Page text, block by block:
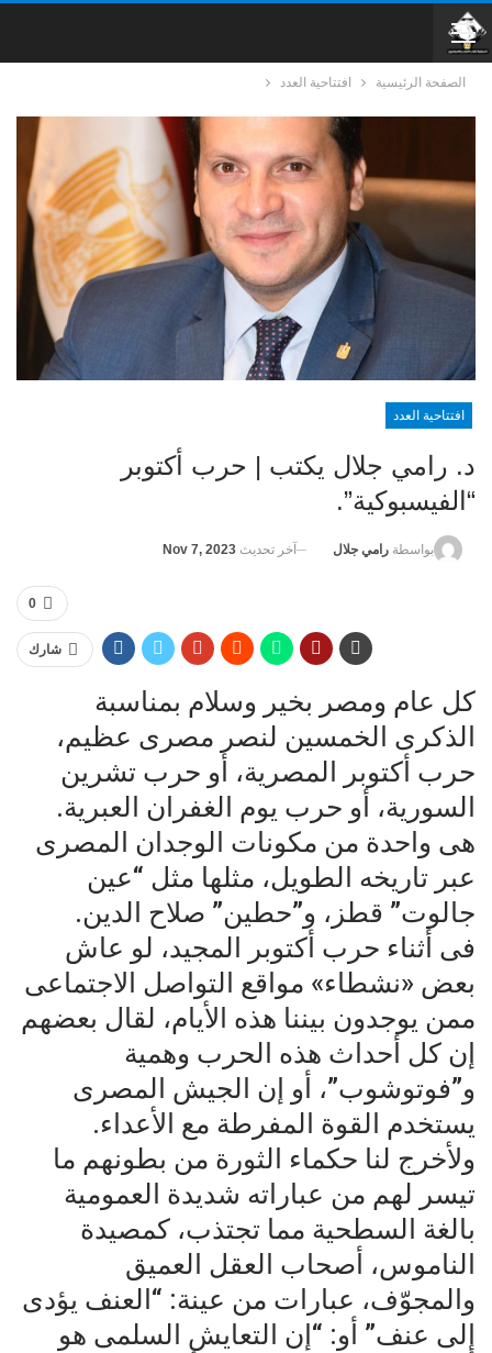
الصفحة الرئيسية افتتاحية العدد
افتتاحية العدد
د. رامي جلال يكتب | حرب أكتوبر
“الفيسبوكية”.
بواسطة رامي جلال آخر تحديث Nov 7, 2023
0
شارك
كل عام ومصر بخير وسلام بمناسبة
الذكرى الخمسين لنصر مصرى عظيم،
حرب أكتوبر المصرية، أو حرب تشرين
السورية، أو حرب يوم الغفران العبرية.
هى واحدة من مكونات الوجدان المصرى
عبر تاريخه الطويل، مثلها مثل “عين
جالوت” قطز، و”حطين” صلاح الدين.
فى أثناء حرب أكتوبر المجيد، لو عاش
بعض «نشطاء» مواقع التواصل الاجتماعى
ممن يوجدون بيننا هذه الأيام، لقال بعضهم
إن كل أحداث هذه الحرب وهمية
و”فوتوشوب”، أو إن الجيش المصرى
يستخدم القوة المفرطة مع الأعداء.
ولأخرج لنا حكماء الثورة من بطونهم ما
تيسر لهم من عباراته شديدة العمومية
بالغة السطحية مما تجتذب، كمصيدة
الناموس، أصحاب العقل العميق
والمجوّف، عبارات من عينة: “العنف يؤدى
إلى عنف” أو: “إن التعايش السلمى هو